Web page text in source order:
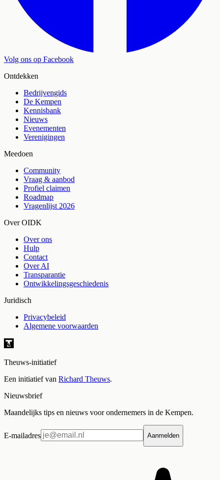
Volg ons op Facebook
Ontdekken
Bedrijvengids
De Kempen
Kennisbank
Nieuws
Evenementen
Verenigingen
Meedoen
Community
Vraag & aanbod
Profiel claimen
Roadmap
Vragenlijst 2026
Over OIDK
Over ons
Hulp
Contact
Over AI
Transparantie
Ontwikkelingsgeschiedenis
Juridisch
Privacybeleid
Algemene voorwaarden
Theuws-initiatief
Een initiatief van Richard Theuws.
Nieuwsbrief
Maandelijks tips en nieuws voor ondernemers in de Kempen.
E-mailadres Aanmelden